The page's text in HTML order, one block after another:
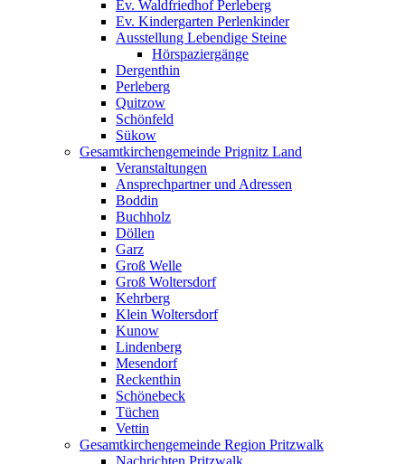
Ev. Waldfriedhof Perleberg
Ev. Kindergarten Perlenkinder
Ausstellung Lebendige Steine
Hörspaziergänge
Dergenthin
Perleberg
Quitzow
Schönfeld
Sükow
Gesamtkirchengemeinde Prignitz Land
Veranstaltungen
Ansprechpartner und Adressen
Boddin
Buchholz
Döllen
Garz
Groß Welle
Groß Woltersdorf
Kehrberg
Klein Woltersdorf
Kunow
Lindenberg
Mesendorf
Reckenthin
Schönebeck
Tüchen
Vettin
Gesamtkirchengemeinde Region Pritzwalk
Nachrichten Pritzwalk